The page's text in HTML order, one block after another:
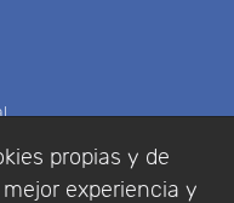
propias y de
experiencia y